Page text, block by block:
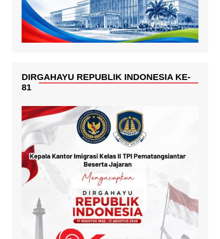
DIRGAHAYU REPUBLIK INDONESIA KE-
81